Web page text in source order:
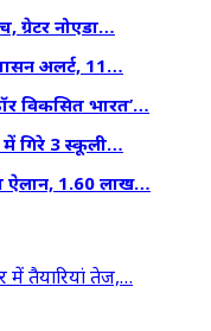
ग्रेटर नोएडा…
अलर्ट, 11…
विकसित भारत’…
में गिरे 3 स्कूली…
ऐलान, 1.60 लाख…
में तैयारियां तेज,…